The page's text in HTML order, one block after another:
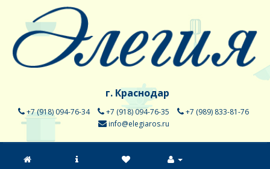
г. Краснодар
+7 (918) 094-76-34 +7 (918) 094-76-35
+7 (989) 833-81-76
info@elegiaros.ru